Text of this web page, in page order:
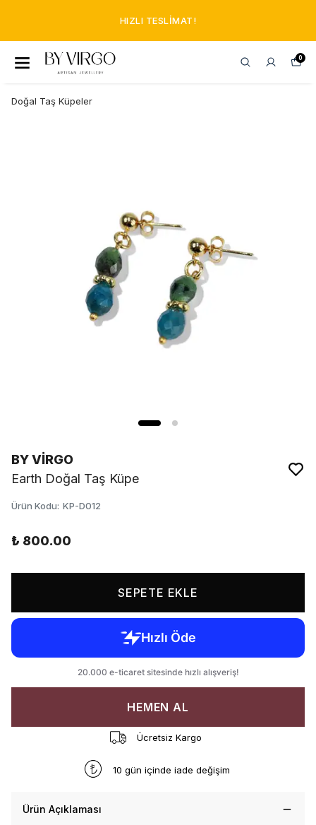
HIZLI TESLIMAT!
0
Doğal Taş Küpeler
BY VİRGO
Earth Doğal Taş Küpe
Ürün Kodu: KP-D012
₺ 800.00
SEPETE EKLE
HEMEN AL
Ücretsiz Kargo
10 gün içinde iade değişim
Ürün Açıklaması